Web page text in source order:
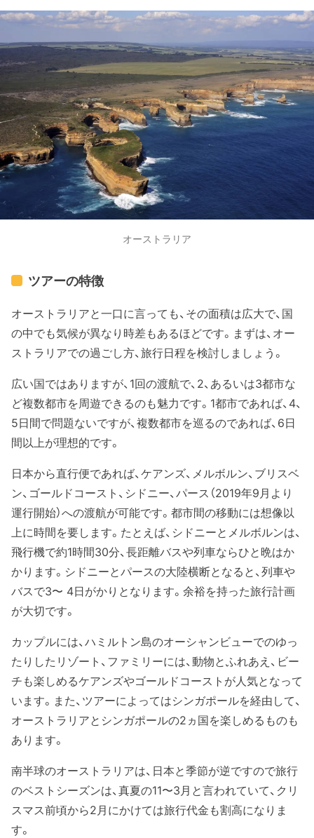
オーストラリア
ツアーの特徴
オーストラリアと一口に言っても、その面積は広大で、国
の中でも気候が異なり時差もあるほどです。まずは、オー
ストラリアでの過ごし方、旅行日程を検討しましょう。
広い国ではありますが、1回の渡航で、2、あるいは3都市な
ど複数都市を周遊できるのも魅力です。1都市であれば、4、
5日間で問題ないですが、複数都市を巡るのであれば、6日
間以上が理想的です。
日本から直行便であれば、ケアンズ、メルボルン、ブリスベ
ン、ゴールドコースト、シドニー、パース（2019年9月より
運行開始）への渡航が可能です。都市間の移動には想像以
上に時間を要します。たとえば、シドニーとメルボルンは、
飛行機で約1時間30分、長距離バスや列車ならひと晩はか
かります。シドニーとパースの大陸横断となると、列車や
バスで3〜 4日がかりとなります。余裕を持った旅行計画
が大切です。
カップルには、ハミルトン島のオーシャンビューでのゆっ
たりしたリゾート、ファミリーには、動物とふれあえ、ビー
チも楽しめるケアンズやゴールドコーストが人気となって
います。また、ツアーによってはシンガポールを経由して、
オーストラリアとシンガポールの2ヵ国を楽しめるものも
あります。
南半球のオーストラリアは、日本と季節が逆ですので旅行
のベストシーズンは、真夏の11〜3月と言われていて、クリ
スマス前頃から2月にかけては旅行代金も割高になりま
す。